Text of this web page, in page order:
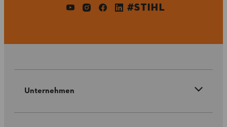
#STIHL
Unternehmen